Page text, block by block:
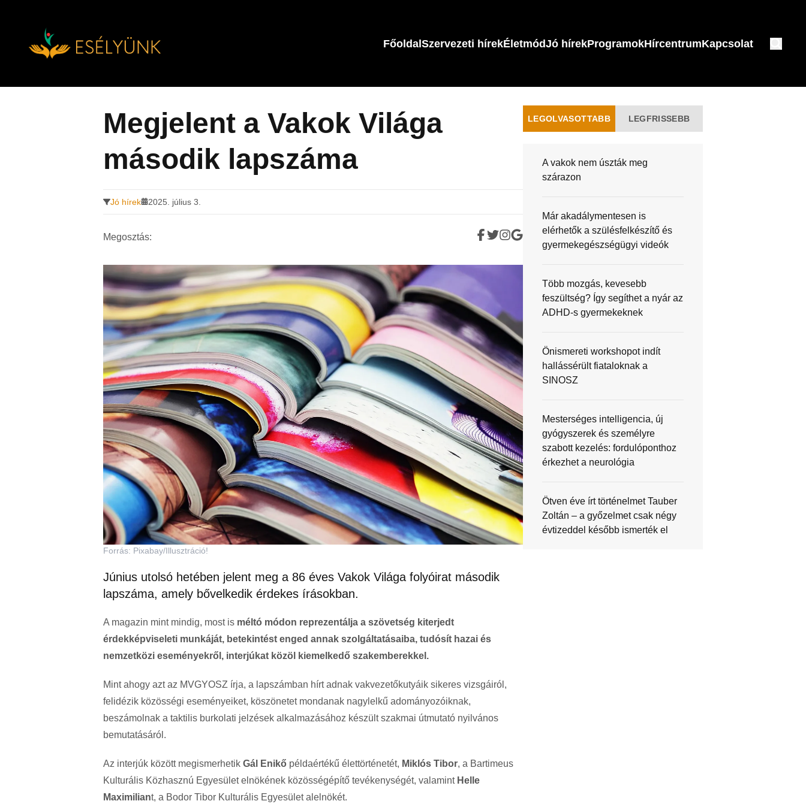
FőoldalSzervezeti hírekÉletmódJó hírekProgramokHírcentrumKapcsolat
Megjelent a Vakok Világa
második lapszáma
Jó hírek 2025. július 3.
Megosztás:
Forrás: Pixabay/Illusztráció!
Június utolsó hetében jelent meg a 86 éves Vakok Világa folyóirat második
lapszáma, amely bővelkedik érdekes írásokban.
A magazin mint mindig, most is méltó módon reprezentálja a szövetség kiterjedt
érdekképviseleti munkáját, betekintést enged annak szolgáltatásaiba, tudósít hazai és
nemzetközi eseményekről, interjúkat közöl kiemelkedő szakemberekkel.
Mint ahogy azt az MVGYOSZ írja, a lapszámban hírt adnak vakvezetőkutyáik sikeres vizsgáiról,
felidézik közösségi eseményeiket, köszönetet mondanak nagylelkű adományozóiknak,
beszámolnak a taktilis burkolati jelzések alkalmazásához készült szakmai útmutató nyilvános
bemutatásáról.
Az interjúk között megismerhetik Gál Enikő példaértékű élettörténetét, Miklós Tibor, a Bartimeus
Kulturális Közhasznú Egyesület elnökének közösségépítő tevékenységét, valamint Helle
Maximiliant, a Bodor Tibor Kulturális Egyesület alelnökét.
LEGOLVASOTTABB LEGFRISSEBB
A vakok nem úszták meg
szárazon
Már akadálymentesen is
elérhetők a szülésfelkészítő és
gyermekegészségügyi videók
Több mozgás, kevesebb
feszültség? Így segíthet a nyár az
ADHD-s gyermekeknek
Önismereti workshopot indít
hallássérült fiataloknak a
SINOSZ
Mesterséges intelligencia, új
gyógyszerek és személyre
szabott kezelés: fordulóponthoz
érkezhet a neurológia
Ötven éve írt történelmet Tauber
Zoltán – a győzelmet csak négy
évtizeddel később ismerték el